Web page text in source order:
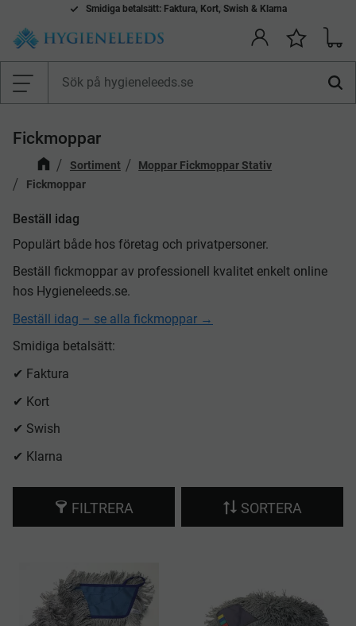
Meny
Smidiga betalsätt: Faktura, Kort, Swish & Klarna
Fickmoppar
Sortiment
Moppar Fickmoppar Stativ
Fickmoppar
Beställ idag
Populärt både hos företag och privatpersoner.
Beställ fickmoppar av professionell kvalitet enkelt online
hos Hygieneleeds.se.
Beställ idag – se alla fickmoppar →
Smidiga betalsätt:
✔ Faktura
✔ Kort
✔ Swish
✔ Klarna
FILTRERA SORTERA